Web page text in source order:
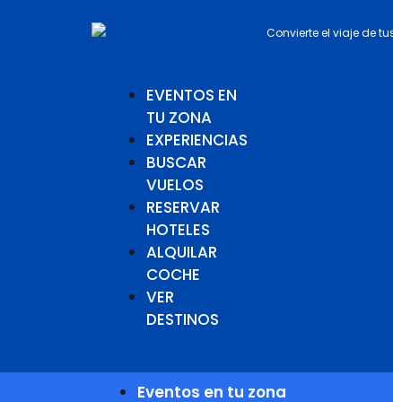
Convierte el viaje de
EVENTOS EN
TU ZONA
EXPERIENCIAS
BUSCAR
VUELOS
RESERVAR
HOTELES
ALQUILAR
COCHE
VER
DESTINOS
Eventos en tu zona